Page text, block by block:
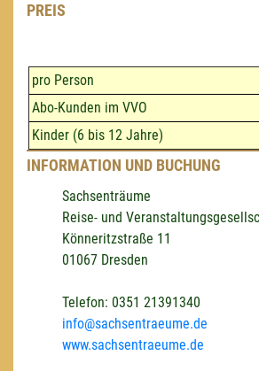
PREIS
pro Person
Abo-Kunden im VVO
Kinder (6 bis 12 Jahre)
INFORMATION UND BUCHUNG
Sachsenträume
Reise- und
Könneritzstraße 11
01067 Dresden
Telefon: 0351 21391340
info@sachsentraeume.de
www.sachsentraeume.de